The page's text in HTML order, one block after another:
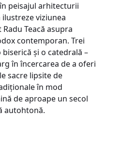
peisajul arhitecturii
viziunea
Teacă asupra
contemporan. Trei
şi o catedrală –
în încercarea de a oferi
sacre lipsite de
în mod
de aproape un secol
autohtonă.